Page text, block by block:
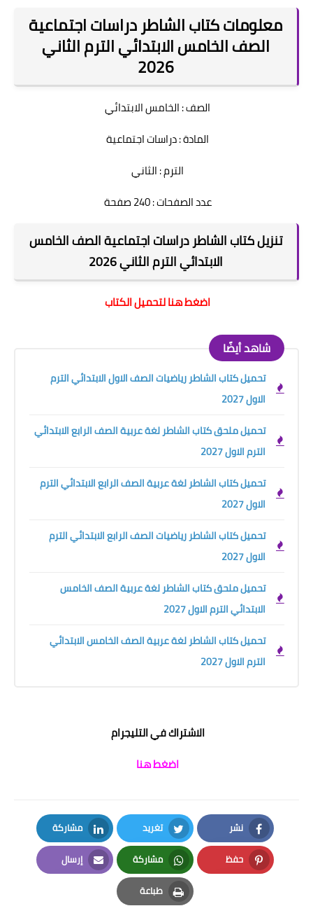
معلومات كتاب الشاطر دراسات اجتماعية
الصف الخامس الابتدائي الترم الثاني
2026
الصف : الخامس الابتدائي
المادة : دراسات اجتماعية
الترم : الثاني
عدد الصفحات : 240 صفحة
تنزيل كتاب الشاطر دراسات اجتماعية الصف الخامس
الابتدائي الترم الثاني 2026
اضغط هنا لتحميل الكتاب
شاهد أيضًا
تحميل كتاب الشاطر رياضيات الصف الاول الابتدائي الترم
الاول 2027
تحميل ملحق كتاب الشاطر لغة عربية الصف الرابع الابتدائي
الترم الاول 2027
تحميل كتاب الشاطر لغة عربية الصف الرابع الابتدائي الترم
الاول 2027
تحميل كتاب الشاطر رياضيات الصف الرابع الابتدائي الترم
الاول 2027
تحميل ملحق كتاب الشاطر لغة عربية الصف الخامس
الابتدائي الترم الاول 2027
تحميل كتاب الشاطر لغة عربية الصف الخامس الابتدائي
الترم الاول 2027
الاشتراك في التليجرام
اضغط هنا
نشر
Facebook
تغريد
Twitter
مشاركة
LinkedIn
حفظ
Pinterest
مشاركة
Whatsapp
إرسال
Email
طباعة
Print